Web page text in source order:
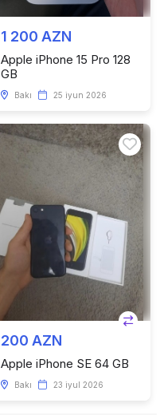
1 200 AZN
Apple iPhone 15 Pro 128
GB
Bakı 25 iyun 2026
200 AZN
Apple iPhone SE 64 GB
Bakı 23 iyul 2026